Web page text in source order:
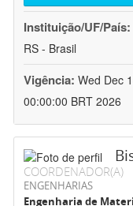
Instituição/UF/País:
RS - Brasil
Vigência: Wed Dec
00:00:00 BRT 2026
COORDENADOR(A)
ENGENHARIAS
Engenharia de